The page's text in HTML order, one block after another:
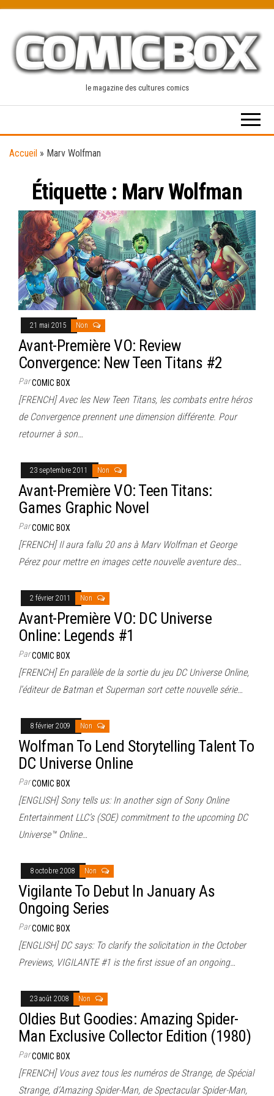
content
le magazine des cultures comics
Accueil » Marv Wolfman
Étiquette : Marv Wolfman
21 mai 2015 Non
Avant-Première VO: Review
Convergence: New Teen Titans #2
ParCOMIC BOX
[FRENCH] Avec les New Teen Titans, les combats entre héros
de Convergence prennent une dimension différente. Pour
retourner à son…
23 septembre 2011 Non
Avant-Première VO: Teen Titans:
Games Graphic Novel
ParCOMIC BOX
[FRENCH] Il aura fallu 20 ans à Marv Wolfman et George
Pérez pour mettre en images cette nouvelle aventure des…
2 février 2011 Non
Avant-Première VO: DC Universe
Online: Legends #1
ParCOMIC BOX
[FRENCH] En parallèle de la sortie du jeu DC Universe Online,
l’éditeur de Batman et Superman sort cette nouvelle série…
8 février 2009 Non
Wolfman To Lend Storytelling Talent To
DC Universe Online
ParCOMIC BOX
[ENGLISH] Sony tells us: In another sign of Sony Online
Entertainment LLC’s (SOE) commitment to the upcoming DC
Universe™ Online…
8 octobre 2008 Non
Vigilante To Debut In January As
Ongoing Series
ParCOMIC BOX
[ENGLISH] DC says: To clarify the solicitation in the October
Previews, VIGILANTE #1 is the first issue of an ongoing…
23 août 2008 Non
Oldies But Goodies: Amazing Spider-
Man Exclusive Collector Edition (1980)
ParCOMIC BOX
[FRENCH] Vous avez tous les numéros de Strange, de Spécial
Strange, d’Amazing Spider-Man, de Spectacular Spider-Man,